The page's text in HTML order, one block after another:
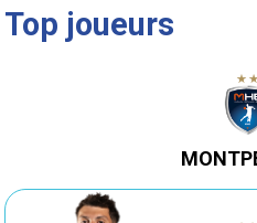
Top joueurs